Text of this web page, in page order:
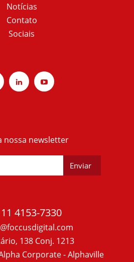
Notícias
Contato
Sociais
nossa newsletter
4153-7330
138 Conj. 1213
Corporate - Alphaville